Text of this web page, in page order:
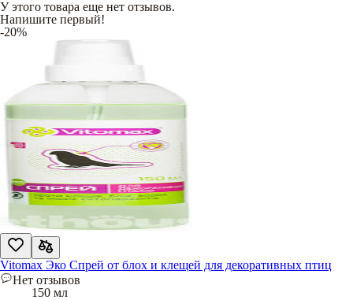
У этого товара еще нет отзывов.
Напишите первый!
-20%
Vitomax Эко Спрей от блох и клещей для декоративных птиц
Нет отзывов
150 мл